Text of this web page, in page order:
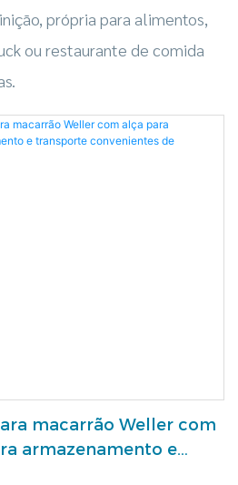
própria para alimentos,
ou restaurante de comida
macarrão Weller com
armazenamento e